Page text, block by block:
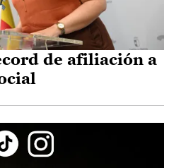
de afiliación a